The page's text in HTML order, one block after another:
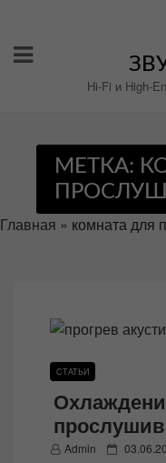
содержимому
Hi-Fi и High-
МЕТКА:
Главная » комната для
СТАТЬИ
Admin
P